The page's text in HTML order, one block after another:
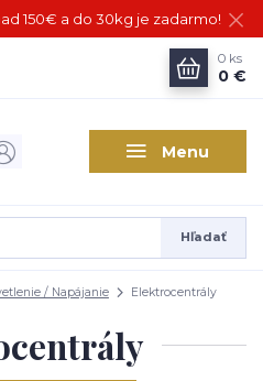
150€ a do 30kg je zadarmo!
Menu
Hľadať
0 ks
0 €
/ Napájanie Elektrocentrály